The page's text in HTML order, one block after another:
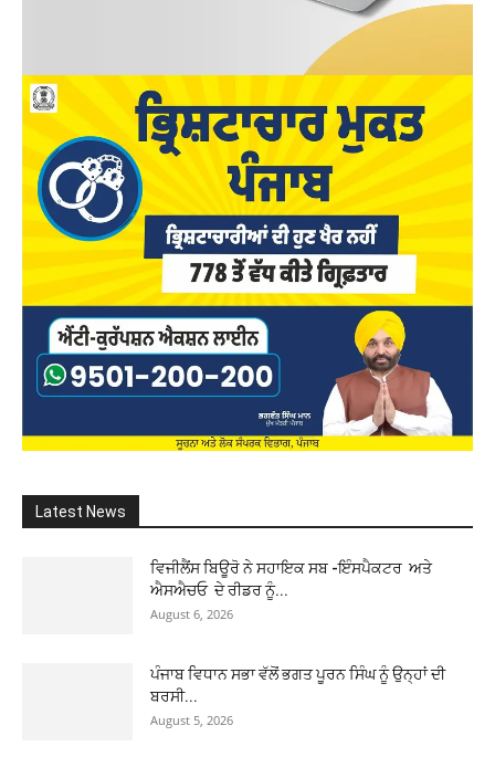
Latest News
ਵਿਜੀਲੈਂਸ ਬਿਊਰੋ ਨੇ ਸਹਾਇਕ ਸਬ -ਇੰਸਪੈਕਟਰ ਅਤੇ
ਐਸਐਚਓ ਦੇ ਰੀਡਰ ਨੂੰ...
August 6, 2026
ਪੰਜਾਬ ਵਿਧਾਨ ਸਭਾ ਵੱਲੋਂ ਭਗਤ ਪੂਰਨ ਸਿੰਘ ਨੂੰ ਉਨ੍ਹਾਂ ਦੀ
ਬਰਸੀ...
August 5, 2026